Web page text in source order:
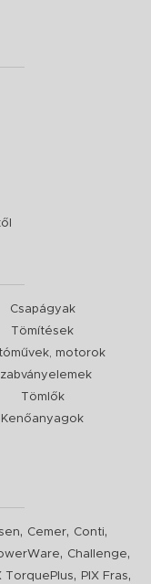
Csapágyak
Tömítések
motorok
Tömlők
Kenőanyagok
, Cemer, Conti,
, Challenge,
TorquePlus, PIX Fras,